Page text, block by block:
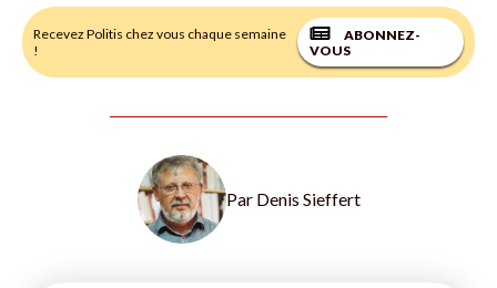
Recevez Politis chez vous chaque semaine
!
ABONNEZ-
VOUS
Par Denis Sieffert